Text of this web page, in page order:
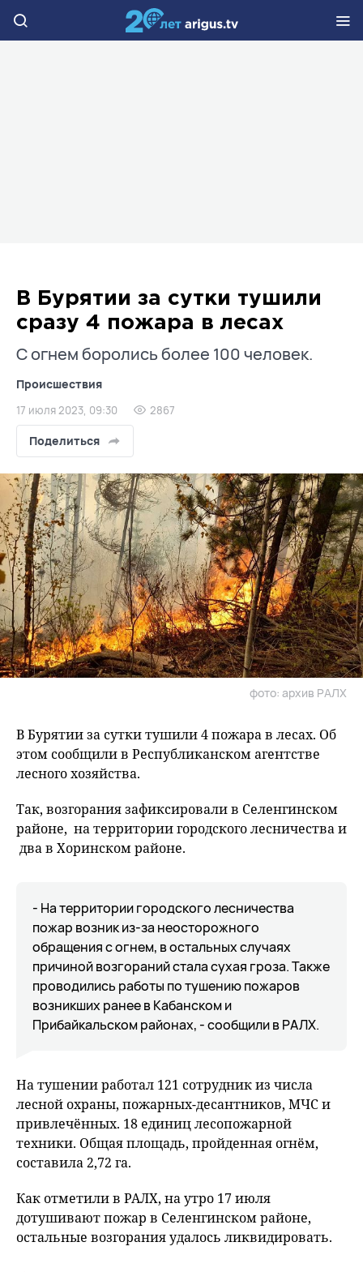
В Бурятии за сутки тушили
сразу 4 пожара в лесах
С огнем боролись более 100 человек.
Происшествия
17 июля 2023, 09:30 2867
Поделиться
фото: архив РАЛХ
В Бурятии за сутки тушили 4 пожара в лесах. Об
этом сообщили в Республиканском агентстве
лесного хозяйства.
Так, возгорания зафиксировали в Селенгинском
районе, на территории городского лесничества и
два в Хоринском районе.
- На территории городского лесничества
пожар возник из-за неосторожного
обращения с огнем, в остальных случаях
причиной возгораний стала сухая гроза. Также
проводились работы по тушению пожаров
возникших ранее в Кабанском и
Прибайкальском районах, - сообщили в РАЛХ.
На тушении работал 121 сотрудник из числа
лесной охраны, пожарных-десантников, МЧС и
привлечённых. 18 единиц лесопожарной
техники. Общая площадь, пройденная огнём,
составила 2,72 га.
Как отметили в РАЛХ, на утро 17 июля
дотушивают пожар в Селенгинском районе,
остальные возгорания удалось ликвидировать.